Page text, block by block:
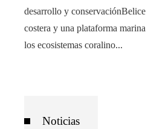
desarrollo y conservaciónBelice
costera y una plataforma
los ecosistemas coralino...
Noticias